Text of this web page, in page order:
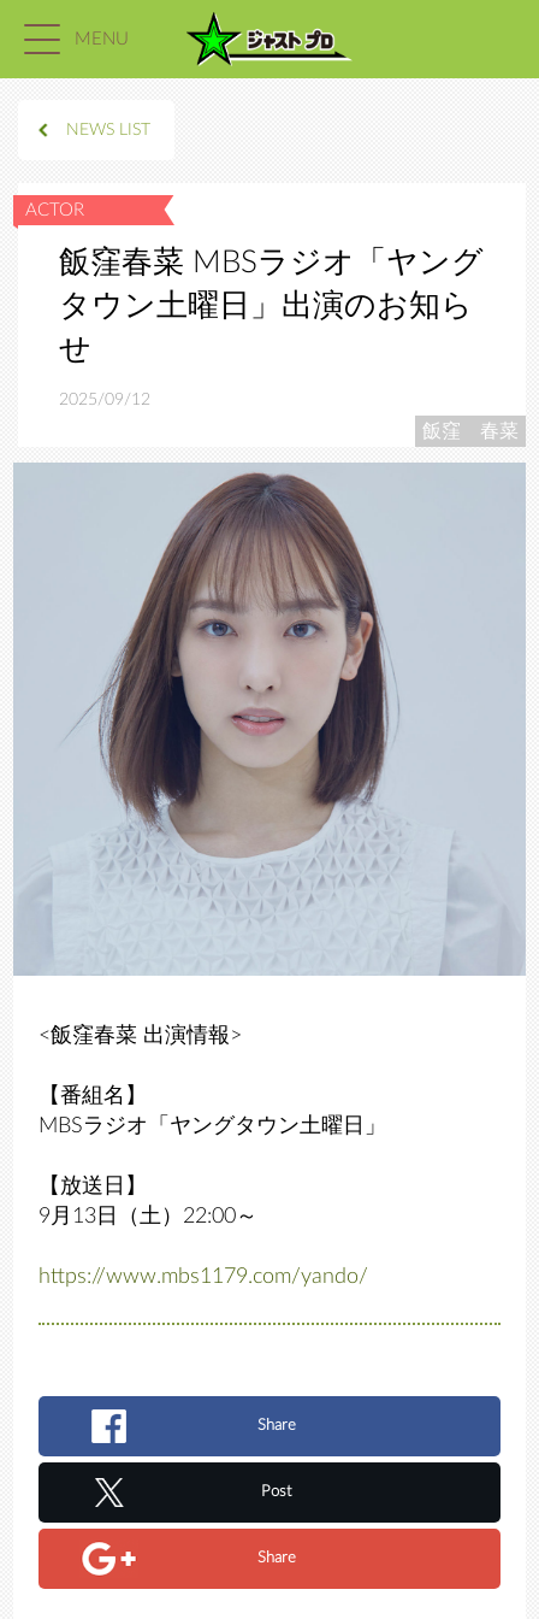
MENU
NEWS LIST
飯窪春菜 MBSラジオ「ヤング
タウン土曜日」出演のお知ら
せ
2025/09/12
飯窪 春菜
<飯窪春菜 出演情報>
【番組名】
MBSラジオ「ヤングタウン土曜日」
【放送日】
9月13日（土）22:00～
https://www.mbs1179.com/yando/
Share
Post
Share